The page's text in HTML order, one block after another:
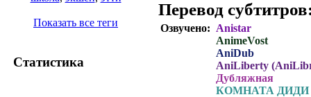
Показать все теги
Статистика
Перевод
Озвучено: Anistar
AnimeVost
AniDub
AniLiberty
Дубляжная
КОМНАТА ДИДИ